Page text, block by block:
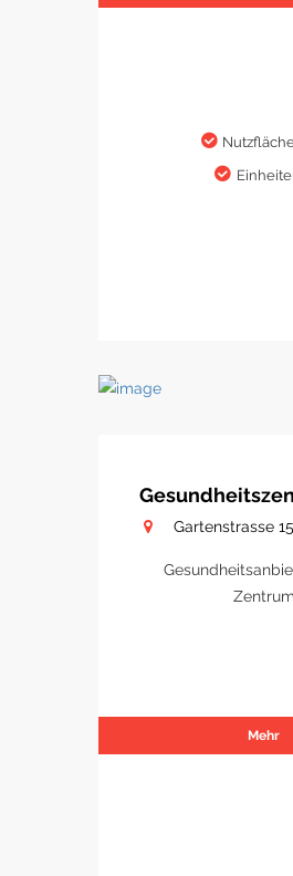
Gartenstrasse
Zentrum
Mehr